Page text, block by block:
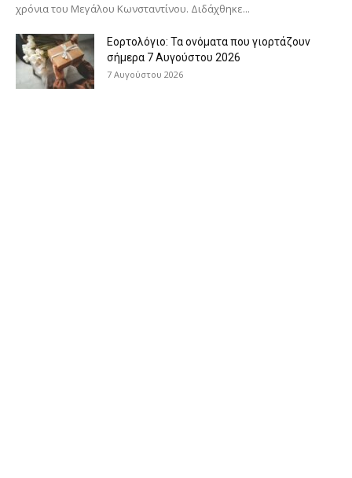
χρόνια του Μεγάλου Κωνσταντίνου. Διδάχθηκε...
Εορτολόγιο: Τα ονόματα που γιορτάζουν
σήμερα 7 Αυγούστου 2026
7 Αυγούστου 2026